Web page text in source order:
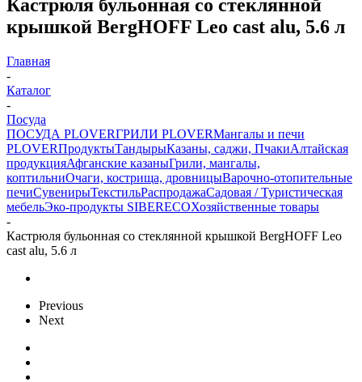
Кастрюля бульонная со стеклянной
крышкой BergHOFF Leo cast alu, 5.6 л
Главная
-
Каталог
-
Посуда
ПОСУДА PLOVERГРИЛИ PLOVERМангалы и печи
PLOVERПродуктыТандырыКазаны, саджи, ПчакиАлтайская
продукцияАфганские казаныГрили, мангалы,
коптильниОчаги, кострища, дровницыВарочно-отопительные
печиСувенирыТекстильРаспродажаСадовая / Туристическая
мебельЭко-продукты SIBERECOХозяйственные товары
-
Кастрюля бульонная со стеклянной крышкой BergHOFF Leo
cast alu, 5.6 л
Previous
Next